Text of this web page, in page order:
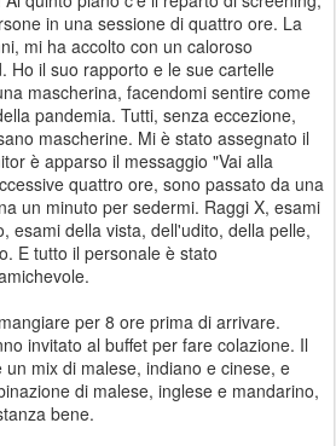
in una sessione di quattro ore. La
mi ha accolto con un caloroso
Ho il suo rapporto e le sue cartelle
mascherina, facendomi sentire come
pandemia. Tutti, senza eccezione,
mascherine. Mi è stato assegnato il
è apparso il messaggio "Vai alla
quattro ore, sono passato da una
un minuto per sedermi. Raggi X, esami
esami della vista, dell'udito, della pelle,
E tutto il personale è stato
per 8 ore prima di arrivare.
invitato al buffet per fare colazione. Il
mix di malese, indiano e cinese, e
di malese, inglese e mandarino,
bene.